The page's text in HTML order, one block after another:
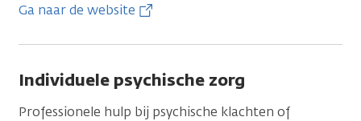
Ga naar de website
Individuele psychische zorg
Professionele hulp bij psychische klachten of